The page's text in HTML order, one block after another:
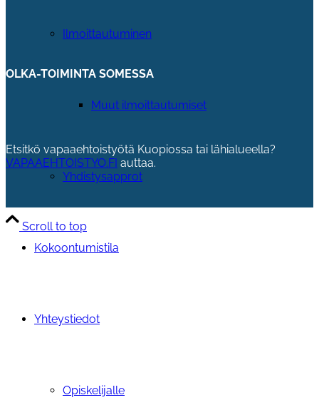
Ilmoittautuminen
Muut ilmoittautumiset
Yhdistysapprot
Kokoontumistila
Yhteystiedot
Opiskelijalle
OLKA-TOIMINTA SOMESSA
Etsitkö vapaaehtoistyötä Kuopiossa tai lähialueella?
VAPAAEHTOISTYO.FI auttaa.
Scroll to top